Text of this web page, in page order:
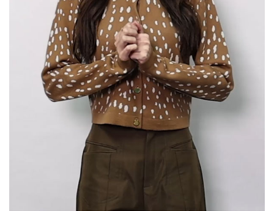
06-08-2569
Her in Frame เธอในภาพนั้น